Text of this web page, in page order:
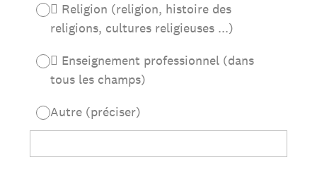
 Religion (religion, histoire des
religions, cultures religieuses ...)
 Enseignement professionnel (dans
tous les champs)
Autre (préciser)